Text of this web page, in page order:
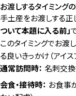
お渡しするタイミング
手土産をお渡しする正
ついて本題に入る前」
このタイミングでお渡
る良いきっかけ（アイス
通常訪問時： 名刺交
会食・接待時： お食事